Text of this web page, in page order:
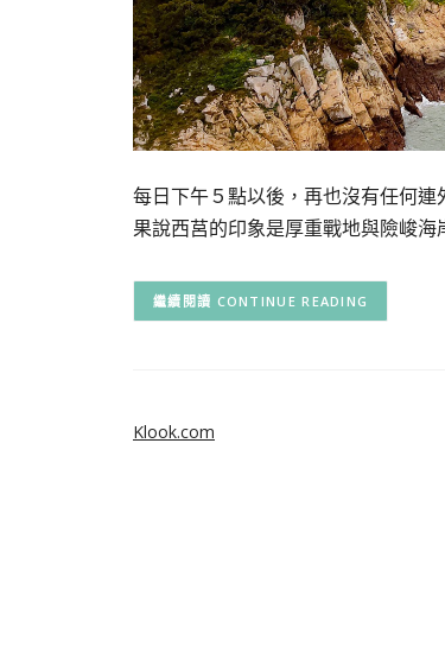
每日下午５點以後，再也沒有任何
果說西莒的印象是厚重戰地與險峻
CONTINUE READING
Klook.com